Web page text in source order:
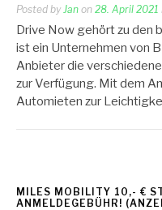
Posted by Jan on 28. April 2021
Drive Now gehört zu den
ist ein Unternehmen von
Anbieter die
zur Verfügung. Mit dem
Automieten zur
MILES MOBILITY 10,- €
ANMELDEGEBÜHR!